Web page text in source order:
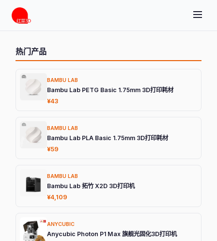
热门产品
BAMBU LAB
Bambu Lab PETG Basic 1.75mm 3D打印耗材
¥43
BAMBU LAB
Bambu Lab PLA Basic 1.75mm 3D打印耗材
¥59
BAMBU LAB
Bambu Lab 拓竹 X2D 3D打印机
¥4,109
ANYCUBIC
Anycubic Photon P1 Max 旗舰光固化3D打印机